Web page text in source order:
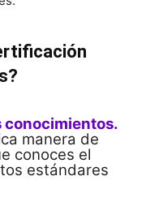
conocimientos.
manera de
conoces el
estándares